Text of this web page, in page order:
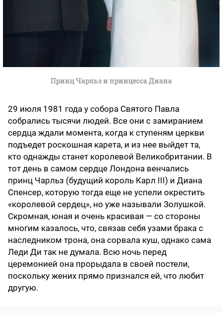
Принц Чарльз и принцесса Диана
29 июля 1981 года у собора Святого Павла
собрались тысячи людей. Все они с замиранием
сердца ждали момента, когда к ступеням церкви
подъедет роскошная карета, и из нее выйдет та,
кто однажды станет королевой Великобритании. В
тот день в самом сердце Лондона венчались
принц Чарльз (будущий король Карл III) и Диана
Спенсер, которую тогда еще не успели окрестить
«королевой сердец», но уже называли Золушкой.
Скромная, юная и очень красивая — со стороны
многим казалось, что, связав себя узами брака с
наследником трона, она сорвала куш, однако сама
Леди Ди так не думала. Всю ночь перед
церемонией она прорыдала в своей постели,
поскольку жених прямо признался ей, что любит
другую.